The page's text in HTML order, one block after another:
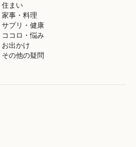
住まい
家事・料理
サプリ・健康
ココロ・悩み
お出かけ
その他の疑問